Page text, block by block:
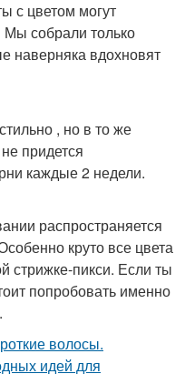
с цветом могут
Мы собрали только
наверняка вдохновят
, но в то же
придется
каждые 2 недели.
распространяется
круто все цвета
стрижке-пикси. Если ты
попробовать именно